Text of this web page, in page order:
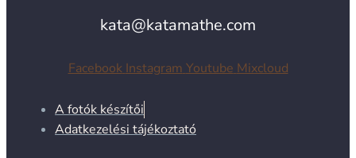
kata@katamathe.com
Facebook Instagram Youtube Mixcloud
A fotók készítői
Adatkezelési tájékoztató